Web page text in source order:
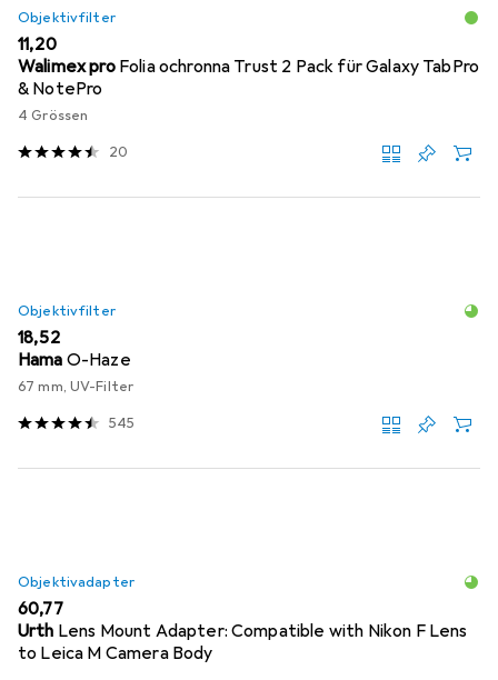
Objektivfilter
EUR
11,20
Walimex pro Folia ochronna Trust 2 Pack für Galaxy TabPro
& NotePro
4 Grössen
20
Objektivfilter
EUR
18,52
Hama O-Haze
67 mm, UV-Filter
545
Objektivadapter
EUR
60,77
Urth Lens Mount Adapter: Compatible with Nikon F Lens
to Leica M Camera Body